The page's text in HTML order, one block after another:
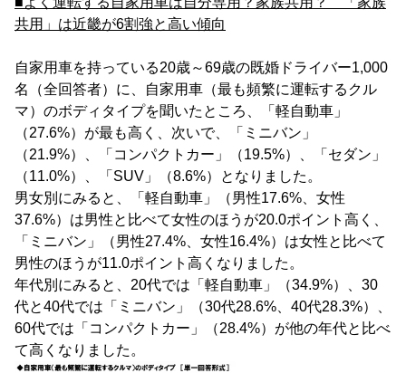
共用」は近畿が6割強と高い傾向
自家用車を持っている20歳～69歳の既婚ドライバー1,000
名（全回答者）に、自家用車（最も頻繁に運転するクル
マ）のボディタイプを聞いたところ、「軽自動車」
（27.6%）が最も高く、次いで、「ミニバン」
（21.9%）、「コンパクトカー」（19.5%）、「セダン」
（11.0%）、「SUV」（8.6%）となりました。
男女別にみると、「軽自動車」（男性17.6%、女性
37.6%）は男性と比べて女性のほうが20.0ポイント高く、
「ミニバン」（男性27.4%、女性16.4%）は女性と比べて
男性のほうが11.0ポイント高くなりました。
年代別にみると、20代では「軽自動車」（34.9%）、30
代と40代では「ミニバン」（30代28.6%、40代28.3%）、
60代では「コンパクトカー」（28.4%）が他の年代と比べ
て高くなりました。